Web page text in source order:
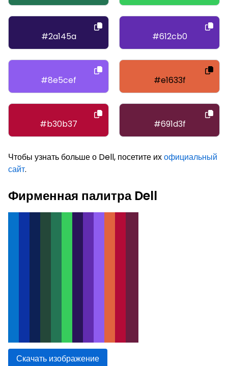
#2a145a #612cb0
#8e5cef #e1633f
#b30b37 #691d3f
Чтобы узнать больше о Dell, посетите ихофициальный
сайт.
Фирменная палитра Dell
Скачать изображение